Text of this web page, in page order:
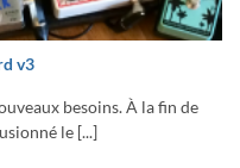
v3
besoins. À la fin de
le [...]